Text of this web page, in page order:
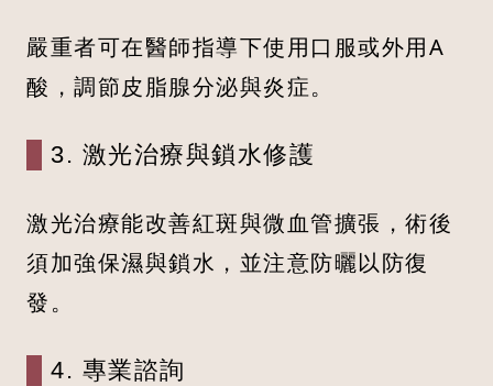
嚴重者可在醫師指導下使用口服或外用A
酸，調節皮脂腺分泌與炎症。
3. 激光治療與鎖水修護
激光治療能改善紅斑與微血管擴張，術後
須加強保濕與鎖水，並注意防曬以防復
發。
4. 專業諮詢